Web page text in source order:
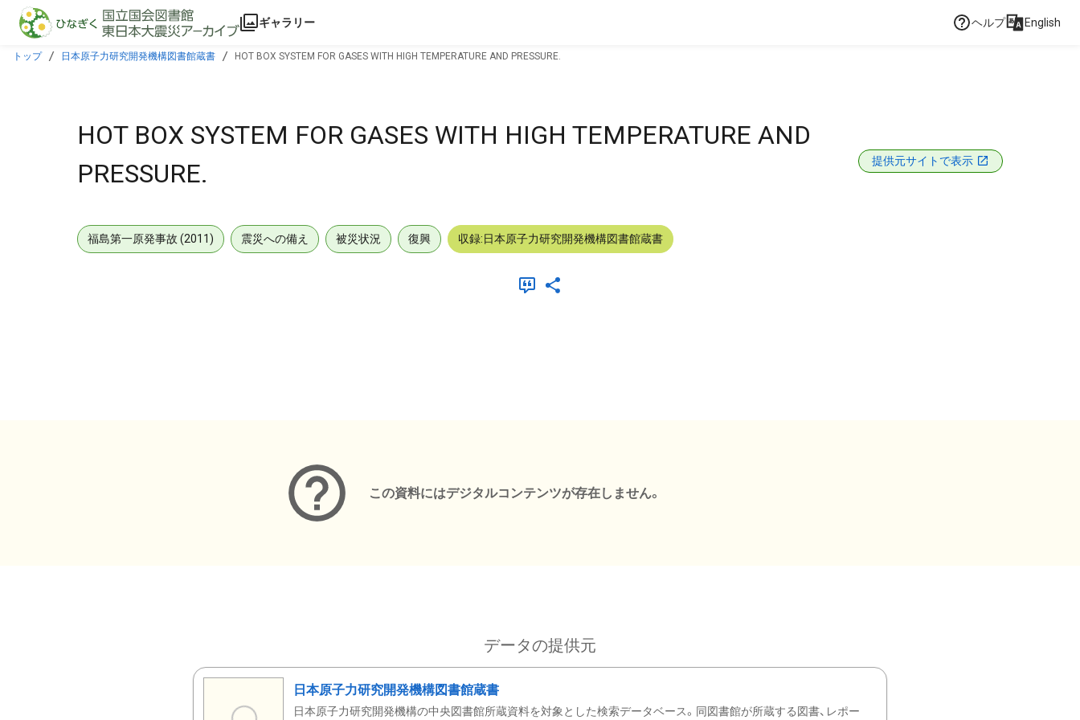
本文に飛ぶ
ギャラリー ヘルプ English
トップ 日本原子力研究開発機構図書館蔵書 HOT BOX SYSTEM FOR GASES WITH HIGH TEMPERATURE AND PRESSURE.
HOT BOX SYSTEM FOR GASES WITH HIGH TEMPERATURE AND
PRESSURE.
提供元サイトで表示
福島第一原発事故 (2011) 震災への備え 被災状況 復興 収録:日本原子力研究開発機構図書館蔵書
この資料にはデジタルコンテンツが存在しません。
データの提供元
日本原子力研究開発機構図書館蔵書
日本原子力研究開発機構の中央図書館所蔵資料を対象とした検索データベース。同図書館が所蔵する図書、レポー